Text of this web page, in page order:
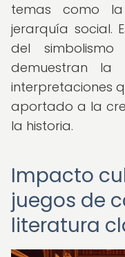
temas como
jerarquía social.
del
demuestran la
interpretaciones
aportado a la
la historia.
Impacto
juegos de
literatura